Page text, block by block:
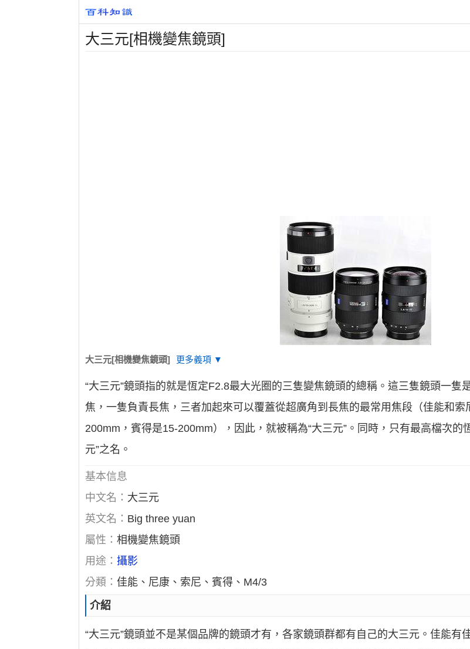
大三元[相機變焦鏡頭]
大三元[相機變焦鏡頭] 更多義項 ▼
“大三元”鏡頭指的就是恆定F2.8最大光圈的三隻變焦鏡頭的總稱。這三隻鏡頭一隻
焦，一隻負責長焦，三者加起來可以覆蓋從超廣角到長焦的最常用焦段（佳能和
200mm，賓得是15-200mm），因此，就被稱為“大三元”。同時，只有最高檔次的
元”之名。
基本信息
中文名： 大三元
英文名： Big three yuan
屬性：相機變焦鏡頭
用途：攝影
分類： 佳能、尼康、索尼、賓得、M4/3
介紹
“大三元”鏡頭並不是某個品牌的鏡頭才有，各家鏡頭群都有自己的大三元。佳能有